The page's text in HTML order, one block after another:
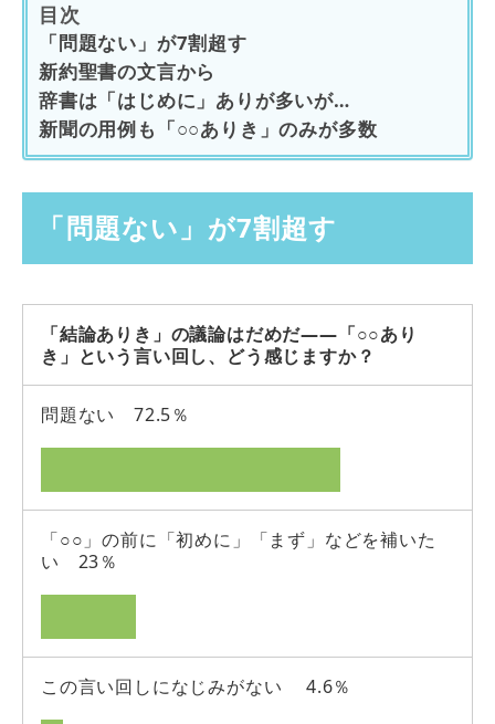
目次
「問題ない」が7割超す
新約聖書の文言から
辞書は「はじめに」ありが多いが…
新聞の用例も「○○ありき」のみが多数
「問題ない」が7割超す
「結論ありき」の議論はだめだ――「○○あり
き」という言い回し、どう感じますか？
問題ない 72.5％
「○○」の前に「初めに」「まず」などを補いた
い 23％
この言い回しになじみがない 4.6％